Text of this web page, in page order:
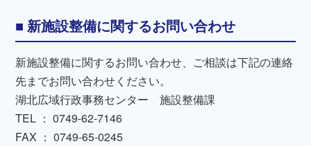
新施設整備に関するお問い合わせ
新施設整備に関するお問い合わせ、ご相談は下記の連絡
先までお問い合わせください。
湖北広域行政事務センター 施設整備課
TEL ： 0749-62-7146
FAX ： 0749-65-0245